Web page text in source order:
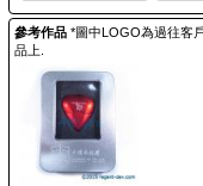
參考作品 *圖中LOGO為過往客
品上.